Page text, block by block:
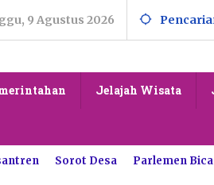
9 Agustus 2026
Jelajah Wisata
Sorot Desa Parlemen